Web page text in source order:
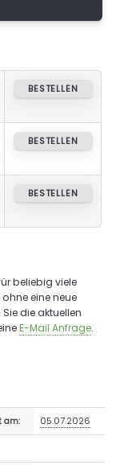
BESTELLEN
BESTELLEN
BESTELLEN
beliebig viele
eine neue
die aktuellen
E-Mail Anfrage.
am: 05.07.2026